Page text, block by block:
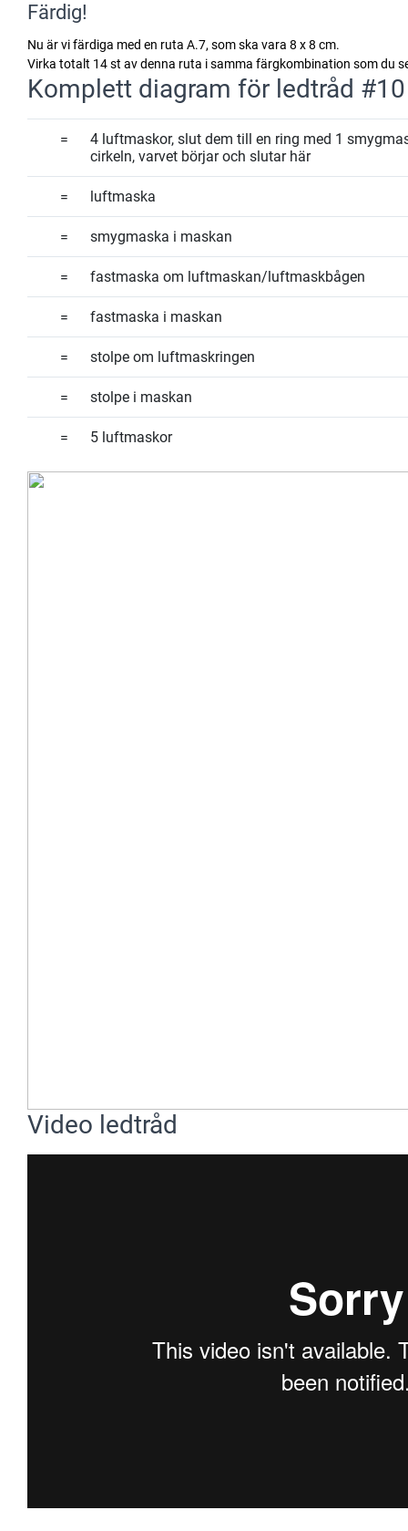
Färdig!
Nu är vi färdiga med en ruta A.7, som ska vara 8 x 8 cm.
Virka totalt 14 st av denna ruta i samma färgkombination som du
Komplett diagram för ledtråd #10
=
4 luftmaskor, slut dem till en ring med 1
cirkeln, varvet börjar och slutar här
= luftmaska
= smygmaska i maskan
= fastmaska om luftmaskan/luftmaskbågen
= fastmaska i maskan
= stolpe om luftmaskringen
= stolpe i maskan
= 5 luftmaskor
Video ledtråd